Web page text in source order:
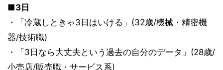
■3日
・「冷蔵しときゃ3日はいける」(32歳/機械・精密機
器/技術職)
・「3日なら大丈夫という過去の自分のデータ」(28歳/
小売店/販売職・サービス系)